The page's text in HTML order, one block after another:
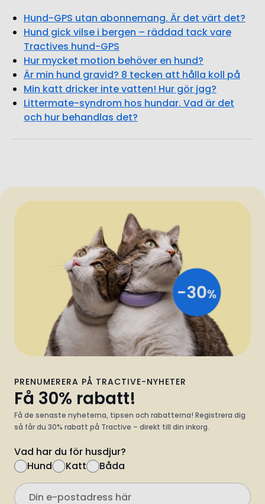
Hur mycket motion behöver en hund?
Är min hund gravid? 8 tecken att hålla koll på
Min katt dricker inte vatten! Hur gör jag?
Littermate-syndrom hos hundar. Vad är det
och hur behandlas det?
PRENUMERERA PÅ TRACTIVE-NYHETER
Få 30% rabatt!
Få de senaste nyheterna, tipsen och rabatterna! Registrera dig
så får du 30% rabatt på Tractive – direkt till din inkorg.
Vad har du för husdjur?
Hund
Katt Båda
Registrera dig